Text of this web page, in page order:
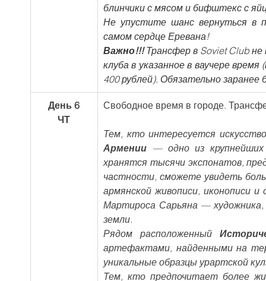
блинчики с мясом и бифштекс с
Не упустите шанс вернуться в
самом сердце Еревана!
Важно!!! Трансфер в Soviet Club
клуба в указанное в ваучере
400 рублей). Обязательно
День 6
ЧТ
Свободное время в городе.
Тем, кто интересуется
Армении — одно из крупнейших
хранятся тысячи экспонатов,
частности, сможете увидеть
армянской живописи, иконописи
Мартироса Сарьяна — художника,
земли.
Рядом расположенный
артефактами, найденными на
уникальные образцы урартской